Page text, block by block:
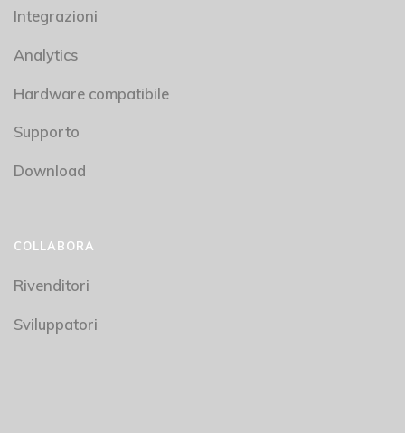
Integrazioni
Analytics
Hardware compatibile
Supporto
Download
COLLABORA
Rivenditori
Sviluppatori